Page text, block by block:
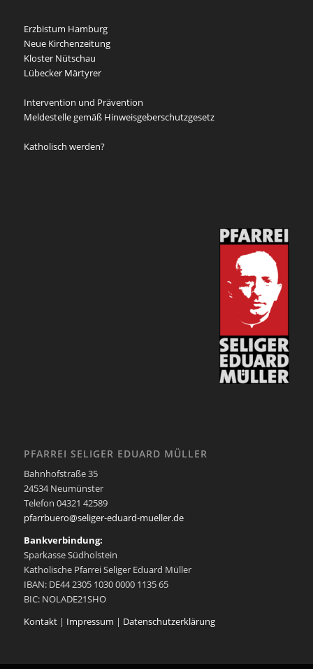
Erzbistum Hamburg
Neue Kirchenzeitung
Kloster Nütschau
Lübecker Märtyrer
Intervention und Prävention
Meldestelle gemäß Hinweisgeberschutzgesetz
Katholisch werden?
PFARREI SELIGER EDUARD MÜLLER
Bahnhofstraße 35
24534 Neumünster
Telefon 04321 42589
pfarrbuero@seliger-eduard-mueller.de
Bankverbindung:
Sparkasse Südholstein
Katholische Pfarrei Seliger Eduard Müller
IBAN: DE44 2305 1030 0000 1135 65
BIC: NOLADE21SHO
Kontakt| Impressum | Datenschutzerklärung